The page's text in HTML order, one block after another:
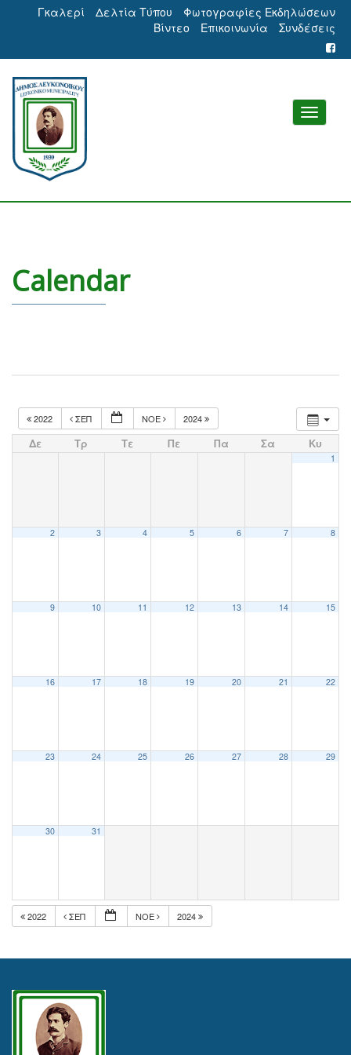
Γκαλερί Δελτία Τύπου
Φωτογραφίες Εκδηλώσεων
Βίντεο
Επικοινωνία Συνδέσεις
Calendar
2022 ΣΕΠ ΝΟΈ 2024
Δε Τρ Τε Πε Πα Σα Κυ
1
2 3 4 5 6 7 8
9 10 11 12 13 14 15
16 17 18 19 20 21 22
23 24 25 26 27 28 29
30 31
2022 ΣΕΠ ΝΟΈ 2024